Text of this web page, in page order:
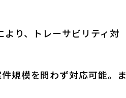
り、トレーサビリティ対
規模を問わず対応可能。ま